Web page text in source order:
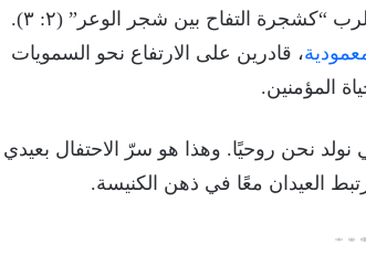
، إذ ظهر الرب “كشجرة التفاح بين شجر الوعر” (٢: ٣).
، قادرين على الارتفاع نحو السمويات
المؤمنين.
نولد نحن روحيًا. وهذا هو سرّ الاحتفال بعيدي
العيدان معًا في ذهن الكنيسة.